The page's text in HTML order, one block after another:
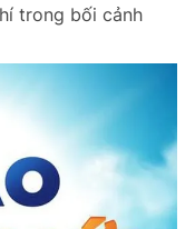
trong bối cảnh